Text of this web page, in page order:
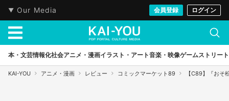
Our Media 会員登録 ログイン
本・文芸情報化社会アニメ・漫画イラスト・アート音楽・映像ゲームストリート
KAI-YOU アニメ・漫画 レビュー コミックマーケット89 【C89】『おそ